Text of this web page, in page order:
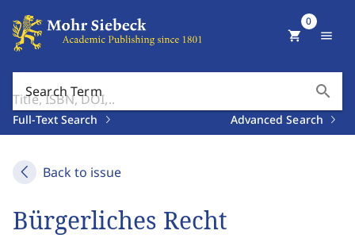
Search Term search
Full-Text Search Advanced Search
shopping_cart
0
menu
Back to issue
Bürgerliches Recht